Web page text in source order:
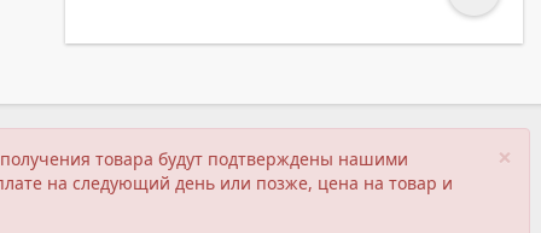
×
товара будут подтверждены нашими
на следующий день или позже, цена на товар и